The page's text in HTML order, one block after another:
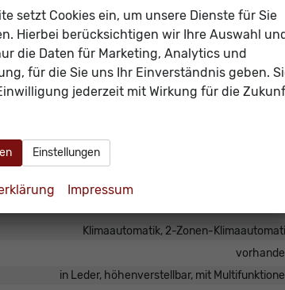
umklappbar, Start-Stopp-
, Tire-Mobility-Set,
Vordersitze höhenverstellbar, Rücksitzlehne
Klimaautomatik, 2-Zonen-
in Leder, höhenverstellbar, mit
setzt Cookies ein, um unsere Dienste für Sie
Hierbei berücksichtigen wir Ihre Auswahl
die Daten für Marketing, Analytics und
für die Sie uns Ihr Einverständnis geben.
jederzeit mit Wirkung für die
Einstellungen
Impressum